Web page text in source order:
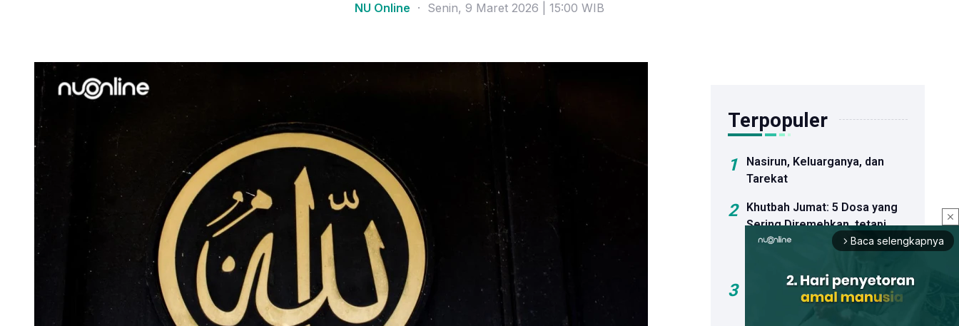
NU Online · Senin, 9 Maret 2026 | 15:00 WIB
close
arrow_forward_ios Baca selengkapnya
Terpopuler
1
Nasirun, Keluarganya, dan
Tarekat
2
Khutbah Jumat: 5 Dosa yang
Sering Diremehkan, tetapi
Berat
3
Sejumlah Bakal Calon Ketua
Umum PBNU Hadiri
Peluncuran Buku Kiai Ma'ruf